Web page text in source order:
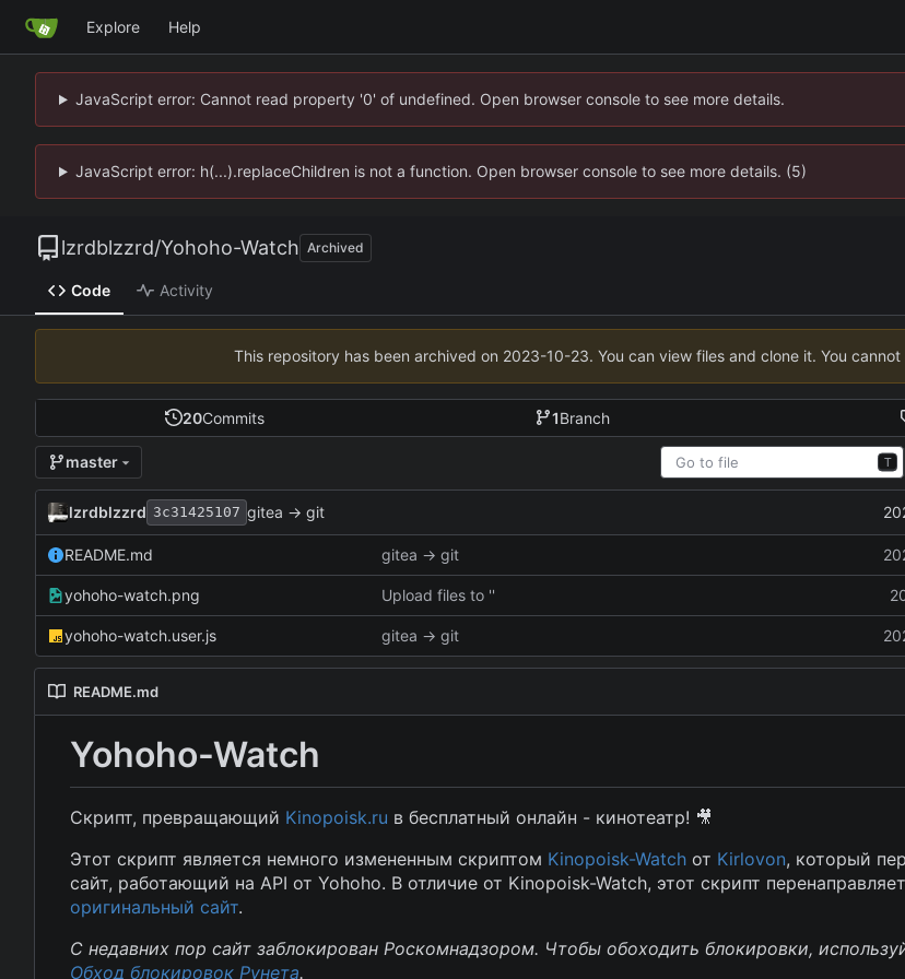
Explore Help
JavaScript error: Cannot read property '0' of undefined. Open browser console to see more details.
JavaScript error: h(...).replaceChildren is not a function. Open browser console to see more details. (5)
lzrdblzzrd/Yohoho-Watch Archived
Code Activity
This repository has been archived on 2023-10-23. You can view files and clone it. You
20Commits 1Branch
master T
lzrdblzzrd 3c31425107 gitea -> git
README.md gitea -> git
yohoho-watch.png Upload files to ''
yohoho-watch.user.js gitea -> git
README.md
Yohoho-Watch
Скрипт, превращающий Kinopoisk.ru в бесплатный онлайн - кинотеатр! 🎥
Этот скрипт является немного измененным скриптом Kinopoisk-Watch от Kirlovon, который
сайт, работающий на API от Yohoho. В отличие от Kinopoisk-Watch, этот скрипт
оригинальный сайт.
С недавних пор сайт заблокирован Роскомнадзором. Чтобы обоходить блокировки,
Обход блокировок Рунета.